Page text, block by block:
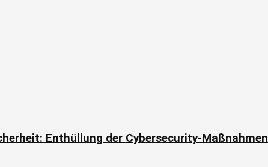
Enthüllung der Cybersecurity-Maßnahmen